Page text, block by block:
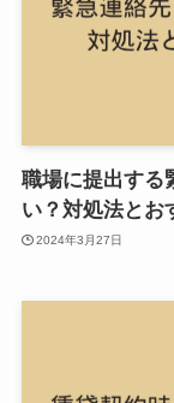
職場に提出する
い？対処法とお
2024年3月27日